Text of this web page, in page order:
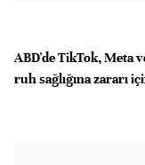
ABD'de TikTok, Meta
ruh sağlığına zararı